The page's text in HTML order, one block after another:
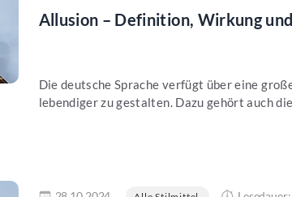
Allusion – Definition, Wirkung
Die deutsche Sprache verfügt über eine
lebendiger zu gestalten. Dazu gehört auch